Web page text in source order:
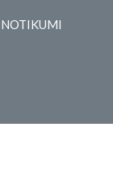
NOTIKUMI